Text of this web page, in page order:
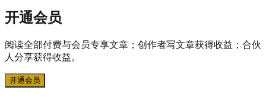
开通会员
阅读全部付费与会员专享文章；创作者写文章获得收益；合伙
人分享获得收益。
开通会员